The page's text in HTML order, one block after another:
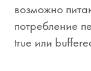
возможно
потребление
true или